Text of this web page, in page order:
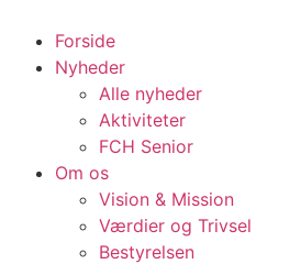
Forside
Nyheder
Alle nyheder
Aktiviteter
FCH Senior
Om os
Vision & Mission
Værdier og Trivsel
Bestyrelsen